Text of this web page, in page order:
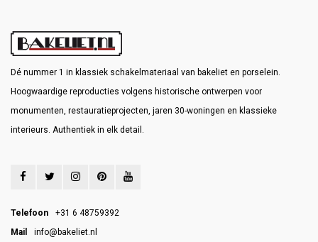
Dé nummer 1 in klassiek schakelmateriaal van bakeliet en porselein.
Hoogwaardige reproducties volgens historische ontwerpen voor
monumenten, restauratieprojecten, jaren 30-woningen en klassieke
interieurs. Authentiek in elk detail.
Telefoon
+31 6 48759392
Mail
info@bakeliet.nl